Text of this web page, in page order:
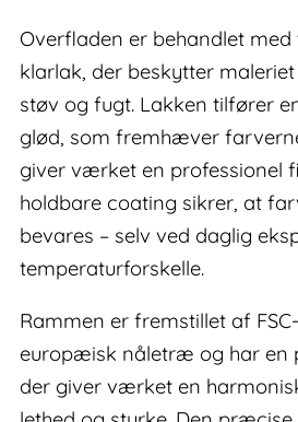
Overfladen er behandlet
klarlak, der beskytter
støv og fugt. Lakken tilfører
glød, som fremhæver
giver værket en professionel
holdbare coating sikrer, at
bevares – selv ved daglig
temperaturforskelle.
Rammen er fremstillet af
europæisk nåletræ og har en
der giver værket en